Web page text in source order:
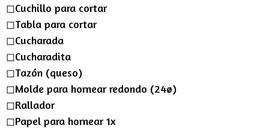
◻︎Cuchillo para cortar
◻︎Tabla para cortar
◻︎Cucharada
◻︎Cucharadita
◻︎Tazón (queso)
◻︎Molde para hornear redondo (24ø)
◻︎Rallador
◻︎Papel para hornear 1x